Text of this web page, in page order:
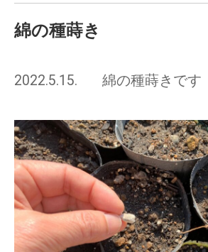
綿の種蒔き
2022.5.15. 綿の種蒔きです